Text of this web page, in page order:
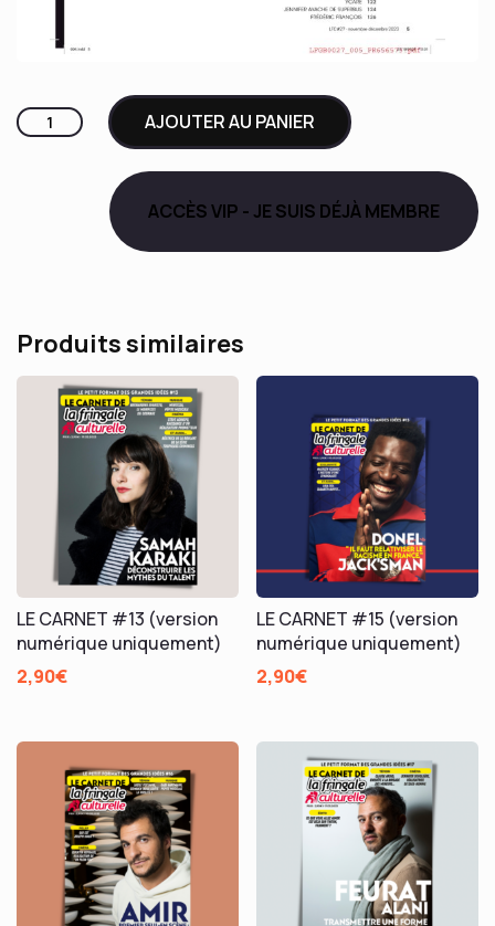
quantité
AJOUTER AU PANIER
ACCÈS VIP - JE SUIS DÉJÀ MEMBRE
Produits similaires
LE CARNET #13 (version
numérique uniquement)
2,90€
LE CARNET #15 (version
numérique uniquement)
2,90€